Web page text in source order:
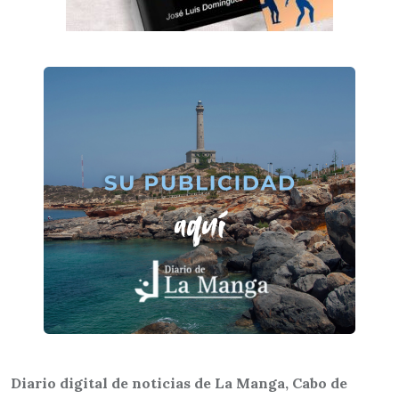
Diario digital de noticias de La Manga, Cabo de